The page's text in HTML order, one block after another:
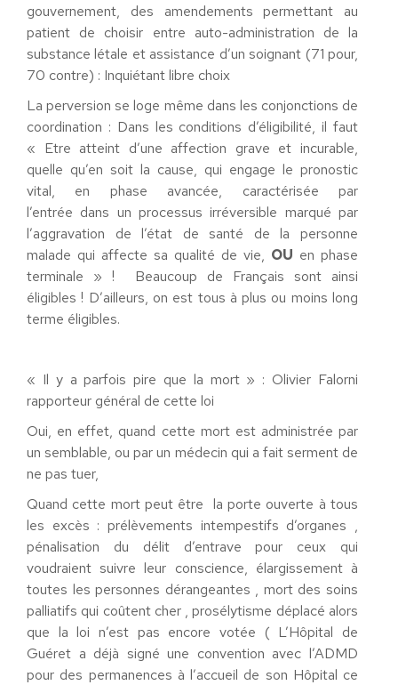
gouvernement, des amendements permettant au
patient de choisir entre auto-administration de la
substance létale et assistance d’un soignant (71 pour,
70 contre) : Inquiétant libre choix
La perversion se loge même dans les conjonctions de
coordination : Dans les conditions d’éligibilité, il faut
« Etre atteint d’une affection grave et incurable,
quelle qu’en soit la cause, qui engage le pronostic
vital, en phase avancée, caractérisée par
l’entrée dans un processus irréversible marqué par
l’aggravation de l’état de santé de la personne
malade qui affecte sa qualité de vie, OU en phase
terminale » ! Beaucoup de Français sont ainsi
éligibles ! D’ailleurs, on est tous à plus ou moins long
terme éligibles.
« Il y a parfois pire que la mort » : Olivier Falorni
rapporteur général de cette loi
Oui, en effet, quand cette mort est administrée par
un semblable, ou par un médecin qui a fait serment de
ne pas tuer,
Quand cette mort peut être la porte ouverte à tous
les excès : prélèvements intempestifs d’organes ,
pénalisation du délit d’entrave pour ceux qui
voudraient suivre leur conscience, élargissement à
toutes les personnes dérangeantes , mort des soins
palliatifs qui coûtent cher , prosélytisme déplacé alors
que la loi n’est pas encore votée ( L’Hôpital de
Guéret a déjà signé une convention avec l’ADMD
pour des permanences à l’accueil de son Hôpital ce